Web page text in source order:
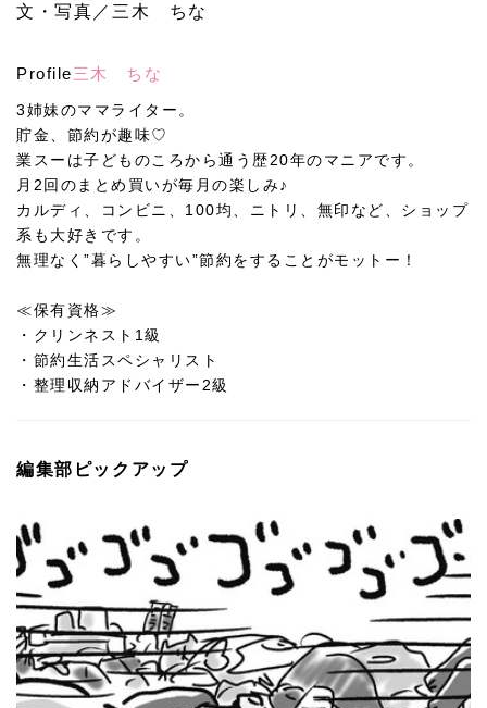
文・写真／三木 ちな
Profile三木 ちな
3姉妹のママライター。
貯金、節約が趣味♡
業スーは子どものころから通う歴20年のマニアです。
月2回のまとめ買いが毎月の楽しみ♪
カルディ、コンビニ、100均、ニトリ、無印など、ショップ
系も大好きです。
無理なく”暮らしやすい”節約をすることがモットー！
≪保有資格≫
・クリンネスト1級
・節約生活スペシャリスト
・整理収納アドバイザー2級
編集部ピックアップ